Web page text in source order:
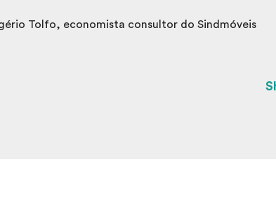
Tolfo, economista consultor do Sindmóveis